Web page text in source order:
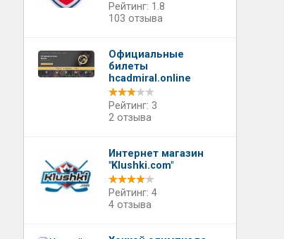
Рейтинг: 1.8
103 отзыва
Официальные
билеты
hcadmiral.online
Рейтинг: 3
2 отзыва
Интернет магазин
"Klushki.com"
Рейтинг: 4
4 отзыва